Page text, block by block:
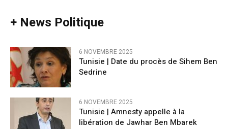
+ News Politique
6 NOVEMBRE 2025
Tunisie | Date du procès de Sihem Ben
Sedrine
6 NOVEMBRE 2025
Tunisie | Amnesty appelle à la
libération de Jawhar Ben Mbarek